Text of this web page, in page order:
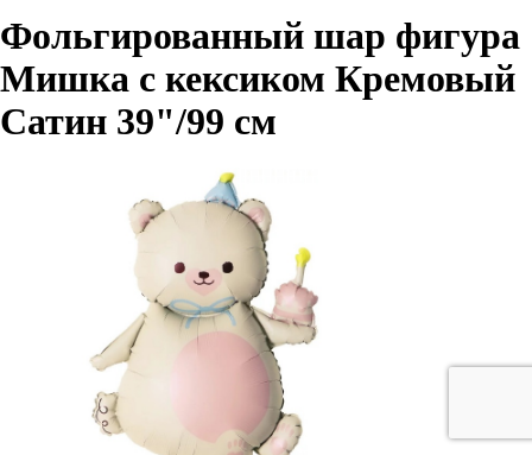
Фольгированный шар фигура
Мишка с кексиком Кремовый
Сатин 39"/99 см